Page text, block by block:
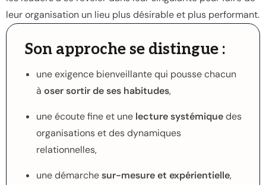
leur organisation un lieu plus désirable et plus performant.
Son approche se distingue :
une exigence bienveillante qui pousse chacun
à oser sortir de ses habitudes,
une écoute fine et une lecture systémiquedes
organisations et des dynamiques
relationnelles,
une démarchesur-mesure et expérientielle,